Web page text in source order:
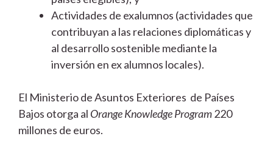
Actividades de exalumnos (actividades que
contribuyan a las relaciones diplomáticas y
al desarrollo sostenible mediante la
inversión en ex alumnos locales).
El Ministerio de Asuntos Exteriores de Países
Bajos otorga al Orange Knowledge Program220
millones de euros.